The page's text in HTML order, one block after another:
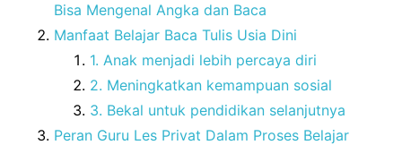
Bisa Mengenal Angka dan Baca
Manfaat Belajar Baca Tulis Usia Dini
1. Anak menjadi lebih percaya diri
2. Meningkatkan kemampuan sosial
3. Bekal untuk pendidikan selanjutnya
Peran Guru Les Privat Dalam Proses Belajar